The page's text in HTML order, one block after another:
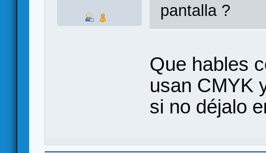
pantalla ?
Que hables
usan CMYK
si no déjalo